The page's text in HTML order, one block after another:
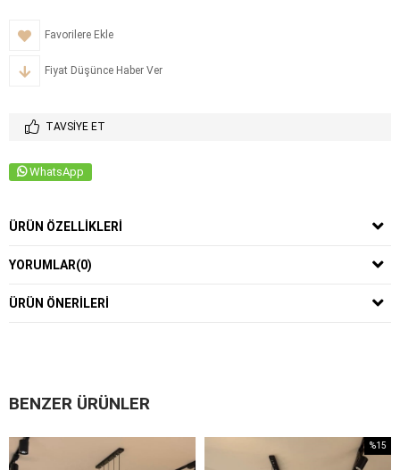
Favorilere Ekle
Fiyat Düşünce Haber Ver
TAVSIYE ET
WhatsApp
ÜRÜN ÖZELLIKLERI
YORUMLAR(0)
ÜRÜN ÖNERILERI
BENZER ÜRÜNLER
İndirim